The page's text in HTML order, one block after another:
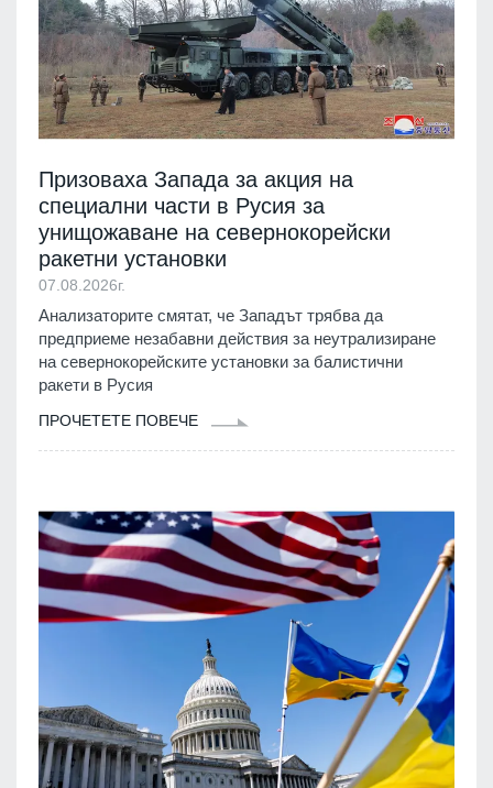
Призоваха Запада за акция на
специални части в Русия за
унищожаване на севернокорейски
ракетни установки
07.08.2026г.
Анализаторите смятат, че Западът трябва да
предприеме незабавни действия за неутрализиране
на севернокорейските установки за балистични
ракети в Русия
ПРОЧЕТЕТЕ ПОВЕЧЕ